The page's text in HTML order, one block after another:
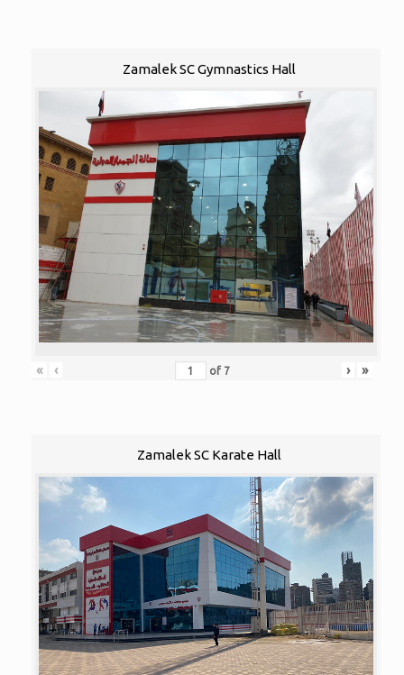
Zamalek SC Gymnastics Hall
« ‹ of 7 › »
Zamalek SC Karate Hall